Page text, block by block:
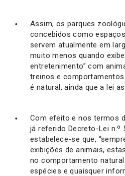
Assim, os parques
concebidos como
servem atualmente em
muito menos quando
entretenimento” com
treinos e
é natural, ainda que a lei
Com efeito e nos termos
já referido Decreto-Lei n.º
estabelece-se que,
exibições de animais,
no comportamento
espécies e quaisquer